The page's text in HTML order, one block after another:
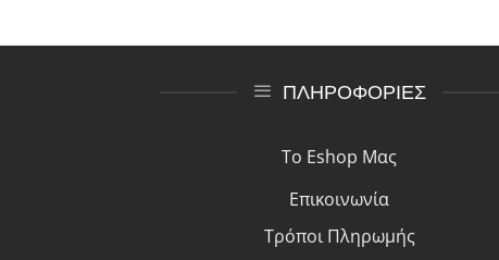
ΠΛΗΡΟΦΟΡΙΕΣ
Το Eshop Μας
Επικοινωνία
Τρόποι Πληρωμής